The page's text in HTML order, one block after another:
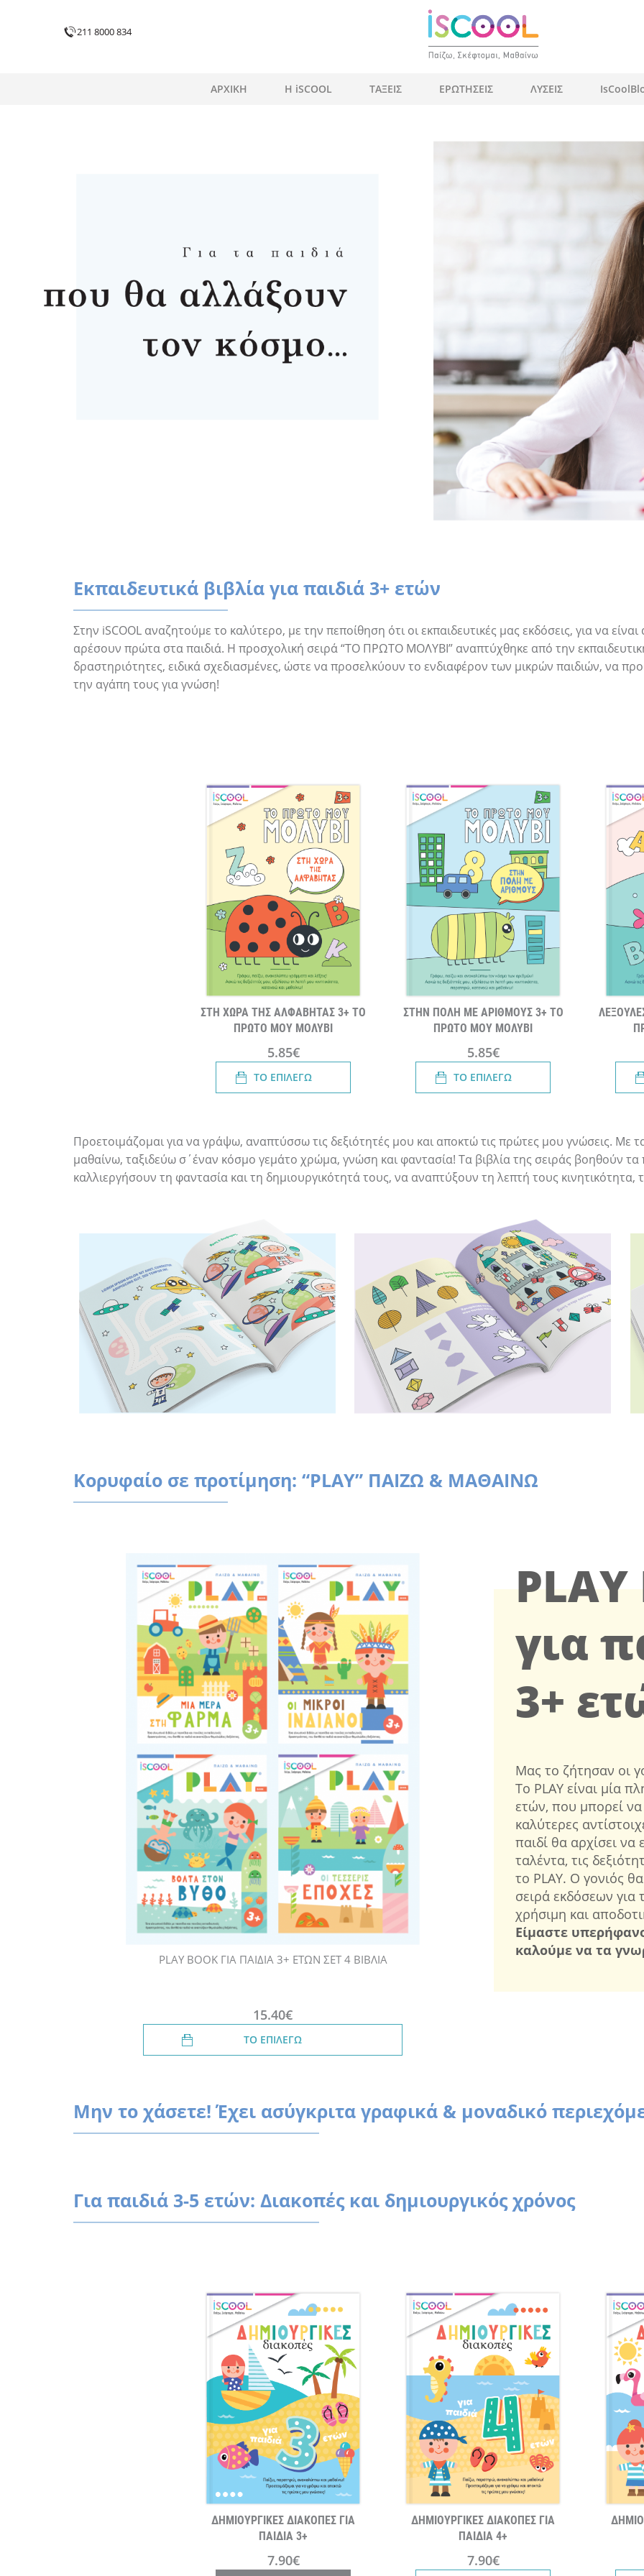
211 8000 834
ΑΡΧΙΚΗ H iSCOOL ΤΑΞΕΙΣ ΕΡΩΤΗΣΕΙΣ ΛΥΣΕΙΣ
Εκπαιδευτικά βιβλία για παιδιά 3+ ετών
Στην iSCOOL αναζητούμε το καλύτερο, με την πεποίθηση ότι οι εκπαιδευτικές μας εκδόσεις, για να
αρέσουν πρώτα στα παιδιά. Η προσχολική σειρά “ΤΟ ΠΡΩΤΟ ΜΟΛΥΒΙ” αναπτύχθηκε από την
δραστηριότητες, ειδικά σχεδιασμένες, ώστε να προσελκύουν το ενδιαφέρον των μικρών παιδιών, να
την αγάπη τους για γνώση!
ΣΤΗ ΧΩΡΑ ΤΗΣ ΑΛΦΑΒΗΤΑΣ 3+ ΤΟ
ΠΡΩΤΟ ΜΟΥ ΜΟΛΥΒΙ
5.85€
ΤΟ ΕΠΙΛΕΓΩ
ΣΤΗΝ ΠΟΛΗ ΜΕ ΑΡΙΘΜΟΥΣ 3+ ΤΟ
ΠΡΩΤΟ ΜΟΥ ΜΟΛΥΒΙ
5.85€
ΤΟ ΕΠΙΛΕΓΩ
Προετοιμάζομαι για να γράψω, αναπτύσσω τις δεξιότητές μου και αποκτώ τις πρώτες μου γνώσεις. Με
μαθαίνω, ταξιδεύω σ΄έναν κόσμο γεμάτο χρώμα, γνώση και φαντασία! Τα βιβλία της σειράς βοηθούν
καλλιεργήσουν τη φαντασία και τη δημιουργικότητά τους, να αναπτύξουν τη λεπτή τους κινητικότητα,
Κορυφαίο σε προτίμηση: “PLAY” ΠΑΙΖΩ & ΜΑΘΑΙΝΩ
PLAY BOOK ΓΙΑ ΠΑΙΔΙΑ 3+ ΕΤΩΝ ΣΕΤ 4 ΒΙΒΛΙΑ
15.40€
ΤΟ ΕΠΙΛΕΓΩ
PLAY
για
3+
Μας το ζήτησαν οι
Το PLAY είναι μία
ετών, που μπορεί να
καλύτερες
παιδί θα αρχίσει
ταλέντα, τις
το PLAY. Ο γονιός
σειρά εκδόσεων για
χρήσιμη και
Είμαστε
καλούμε να τα
Μην το χάσετε! Έχει ασύγκριτα γραφικά & μοναδικό
Για παιδιά 3-5 ετών: Διακοπές και δημιουργικός χρόνος
ΔΗΜΙΟΥΡΓΙΚΕΣ ΔΙΑΚΟΠΕΣ ΓΙΑ
ΠΑΙΔΙΑ 3+
7.90€
ΔΗΜΙΟΥΡΓΙΚΕΣ ΔΙΑΚΟΠΕΣ ΓΙΑ
ΠΑΙΔΙΑ 4+
7.90€